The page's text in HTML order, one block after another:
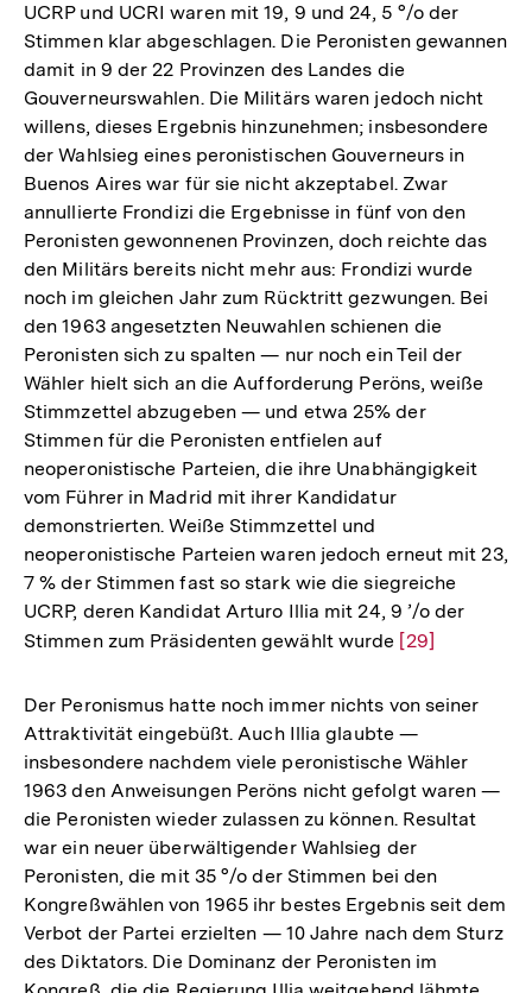
Fußnote
UCRP und UCRI waren mit 19, 9 und 24, 5 °/o der
Stimmen klar abgeschlagen. Die Peronisten gewannen
damit in 9 der 22 Provinzen des Landes die
Gouverneurswahlen. Die Militärs waren jedoch nicht
willens, dieses Ergebnis hinzunehmen; insbesondere
der Wahlsieg eines peronistischen Gouverneurs in
Buenos Aires war für sie nicht akzeptabel. Zwar
annullierte Frondizi die Ergebnisse in fünf von den
Peronisten gewonnenen Provinzen, doch reichte das
den Militärs bereits nicht mehr aus: Frondizi wurde
noch im gleichen Jahr zum Rücktritt gezwungen. Bei
den 1963 angesetzten Neuwahlen schienen die
Peronisten sich zu spalten — nur noch ein Teil der
Wähler hielt sich an die Aufforderung Peröns, weiße
Stimmzettel abzugeben — und etwa 25% der
Stimmen für die Peronisten entfielen auf
neoperonistische Parteien, die ihre Unabhängigkeit
vom Führer in Madrid mit ihrer Kandidatur
demonstrierten. Weiße Stimmzettel und
neoperonistische Parteien waren jedoch erneut mit 23,
7 % der Stimmen fast so stark wie die siegreiche
UCRP, deren Kandidat Arturo Illia mit 24, 9 ’/o der
Stimmen zum Präsidenten gewählt wurde Zur
der
Fußnote
[29]
Der Peronismus hatte noch immer nichts von seiner
Attraktivität eingebüßt. Auch Illia glaubte —
insbesondere nachdem viele peronistische Wähler
1963 den Anweisungen Peröns nicht gefolgt waren —
die Peronisten wieder zulassen zu können. Resultat
war ein neuer überwältigender Wahlsieg der
Peronisten, die mit 35 °/o der Stimmen bei den
Kongreßwählen von 1965 ihr bestes Ergebnis seit dem
Verbot der Partei erzielten — 10 Jahre nach dem Sturz
des Diktators. Die Dominanz der Peronisten im